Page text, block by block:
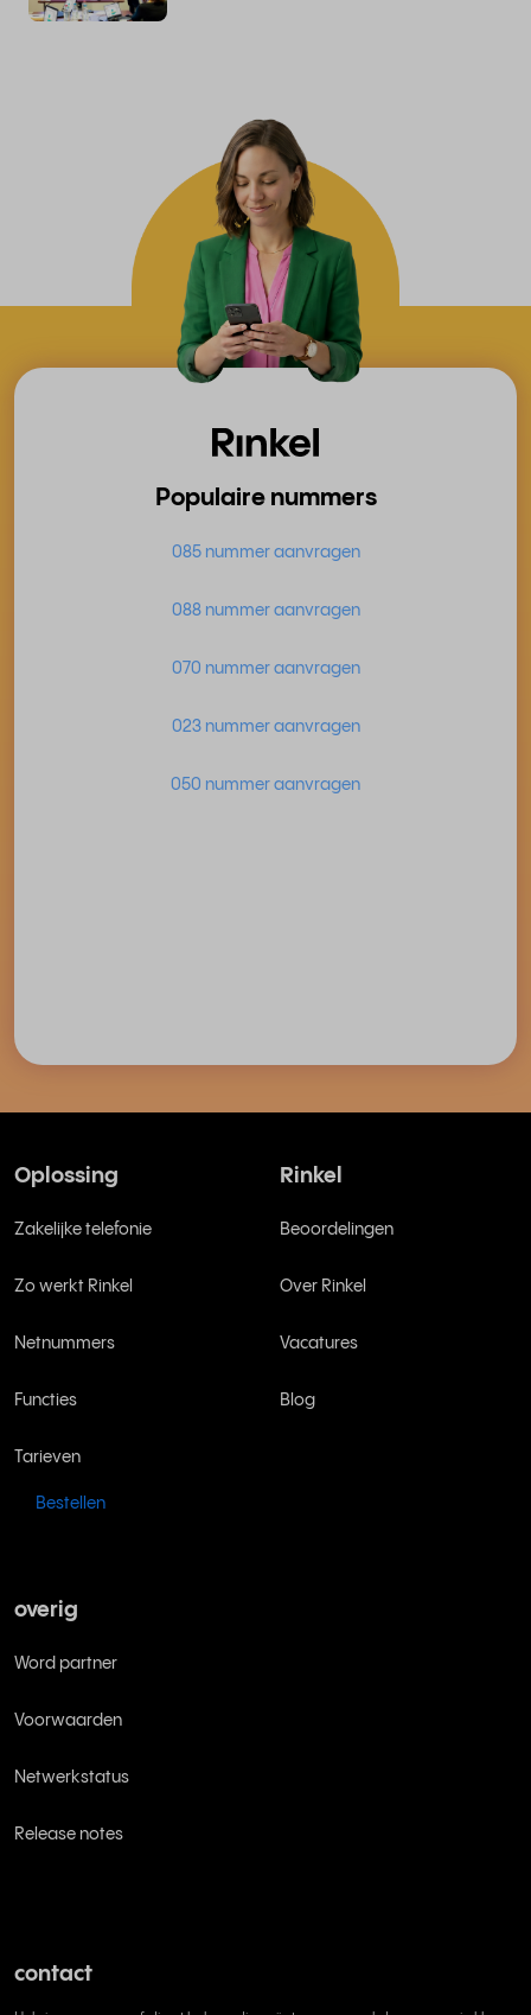
Populaire nummers
085 nummer aanvragen
088 nummer aanvragen
070 nummer aanvragen
023 nummer aanvragen
050 nummer aanvragen
Oplossing
Zakelijke telefonie
Zo werkt Rinkel
Netnummers
Functies
Tarieven
Bestellen
Rinkel
Beoordelingen
Over Rinkel
Vacatures
Blog
overig
Word partner
Voorwaarden
Netwerkstatus
Release notes
contact